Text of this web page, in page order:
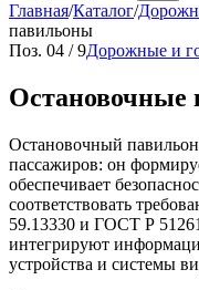
Главная/Каталог/
павильоны
Поз. 04 /9Дорожные и
Остановочные
Остановочный
пассажиров: он
обеспечивает
соответствовать
59.13330 и ГОСТ Р
интегрируют
устройства и системы